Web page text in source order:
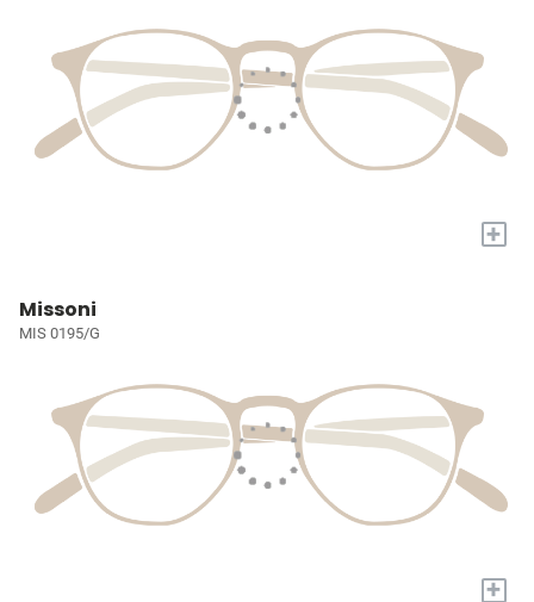
+
Missoni
MIS 0195/G
+